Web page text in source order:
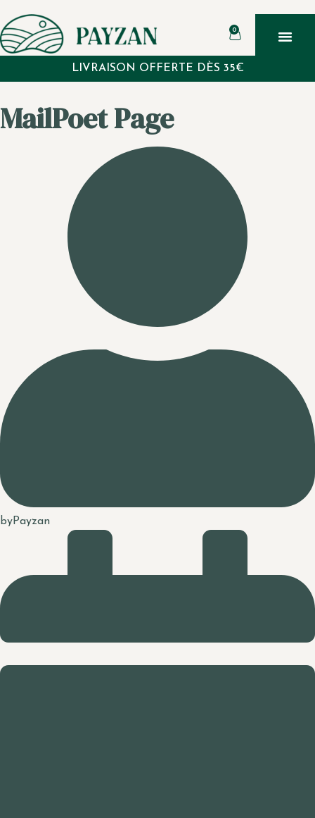
0
LIVRAISON OFFERTE DÈS 35€
MailPoet Page
byPayzan